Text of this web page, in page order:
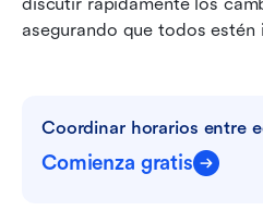
asegurando que todos
Coordinar horarios entre
Comienza gratis